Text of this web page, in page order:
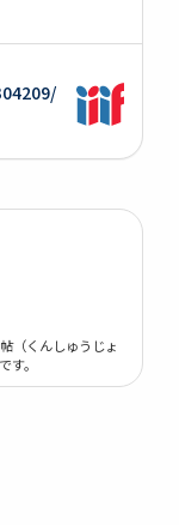
（くんしゅうじょ
す。